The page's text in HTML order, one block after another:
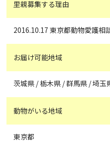
里親募集する理由
2016.10.17 東京都動物愛護相
お届け可能地域
茨城県 / 栃木県 / 群馬県 / 埼
動物がいる地域
東京都